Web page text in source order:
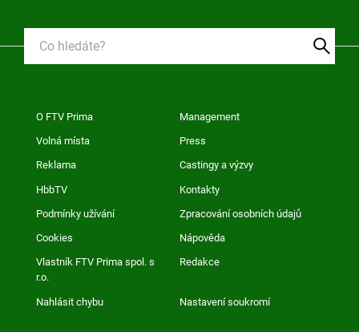
O FTV Prima Management
Volná místa Press
Reklama Castingy a výzvy
HbbTV Kontakty
Podmínky užívání Zpracování osobních údajů
Cookies Nápověda
Vlastník FTV Prima spol. s
r.o.
Redakce
Nahlásit chybu Nastavení soukromí